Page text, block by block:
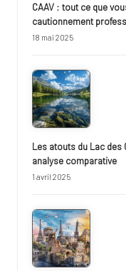
CAAV : tout ce que
cautionnement
18 mai 2025
Les atouts du Lac des
analyse comparative
1 avril 2025